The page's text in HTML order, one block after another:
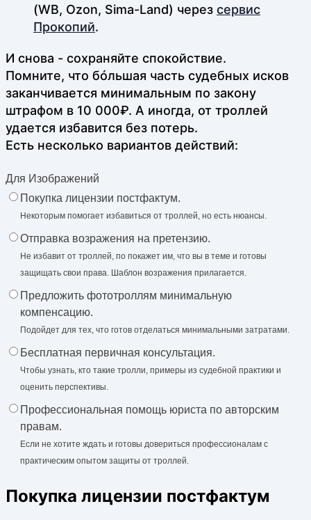
(WB, Ozon, Sima-Land) через сервис
Прокопий.
И снова - сохраняйте спокойствие.
Помните, что бóльшая часть судебных исков
заканчивается минимальным по закону
штрафом в 10 000₽. А иногда, от троллей
удается избавится без потерь.
Есть несколько вариантов действий:
Для Изображений
Покупка лицензии постфактум.
Некоторым помогает избавиться от троллей, но есть нюансы.
Отправка возражения на претензию.
Не избавит от троллей, по покажет им, что вы в теме и готовы
защищать свои права. Шаблон возражения прилагается.
Предложить фототроллям минимальную
компенсацию.
Подойдет для тех, что готов отделаться минимальными затратами.
Бесплатная первичная консультация.
Чтобы узнать, кто такие тролли, примеры из судебной практики и
оценить перспективы.
Профессиональная помощь юриста по авторским
правам.
Если не хотите ждать и готовы довериться профессионалам с
практическим опытом защиты от троллей.
Покупка лицензии постфактум